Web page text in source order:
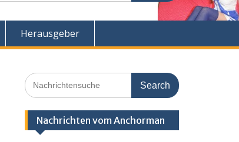
Herausgeber
Search
for:
Nachrichten vom Anchorman